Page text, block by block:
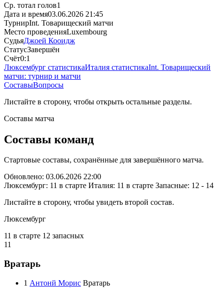
Ср. тотал голов1
Дата и время03.06.2026 21:45
ТурнирInt. Товарищеский матчи
Место проведенияLuxembourg
СудьяДжоей Кооидж
СтатусЗавершён
Счёт0:1
Люксембург статистикаИталия статистикаInt. Товарищеский
матчи: турнир и матчи
СоставыВопросы
Листайте в сторону, чтобы открыть остальные разделы.
Составы матча
Составы команд
Стартовые составы, сохранённые для завершённого матча.
Обновлено: 03.06.2026 22:00
Люксембург: 11 в старте Италия: 11 в старте Запасные: 12 - 14
Листайте в сторону, чтобы увидеть второй состав.
Люксембург
11 в старте 12 запасных
11
Вратарь
1 Антонй Морис Вратарь